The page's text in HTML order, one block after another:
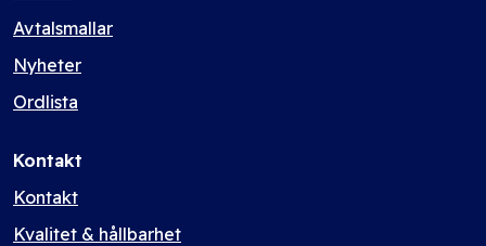
Avtalsmallar
Nyheter
Ordlista
Kontakt
Kontakt
Kvalitet & hållbarhet